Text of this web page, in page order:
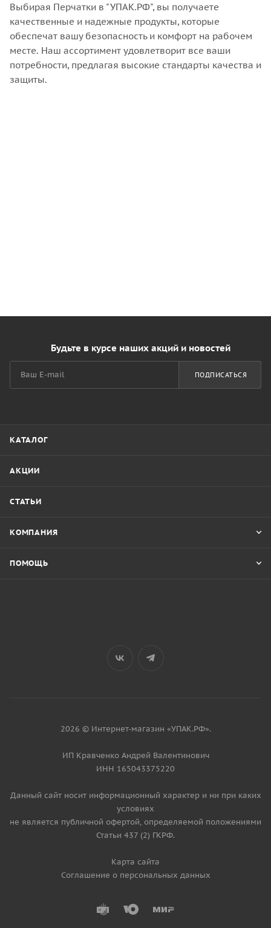
Выбирая Перчатки в "УПАК.РФ", вы получаете
качественные и надежные продукты, которые
обеспечат вашу безопасность и комфорт на рабочем
месте. Наш ассортимент удовлетворит все ваши
потребности, предлагая высокие стандарты качества и
защиты.
Будьте в курсе наших акций и новостей
ПОДПИСАТЬСЯ
КАТАЛОГ
АКЦИИ
СТАТЬИ
КОМПАНИЯ
ПОМОЩЬ
2026 © Интернет-магазин «УПАК.РФ».
ИП Кравченко Андрей Валентинович
ИНН 165043375220
Данный сайт носит информационный характер и ни при каких
условиях
не является публичной офертой, определяемой положениями
Статьи 437 (2) ГКРФ.
Карта сайта
Соглашение о персональных данных